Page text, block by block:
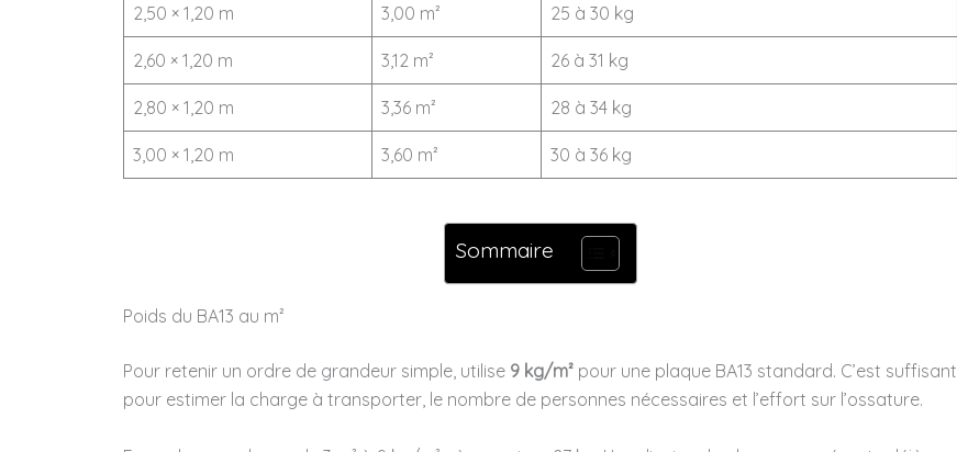
2,50 × 1,20 m 3,00 m² 25 à 30 kg
2,60 × 1,20 m 3,12 m² 26 à 31 kg
2,80 × 1,20 m 3,36 m² 28 à 34 kg
3,00 × 1,20 m 3,60 m² 30 à 36 kg
Sommaire
Poids du BA13 au m²
Pour retenir un ordre de grandeur simple, utilise 9 kg/m² pour une plaque BA13 standard. C’est suffisant
pour estimer la charge à transporter, le nombre de personnes nécessaires et l’effort sur l’ossature.